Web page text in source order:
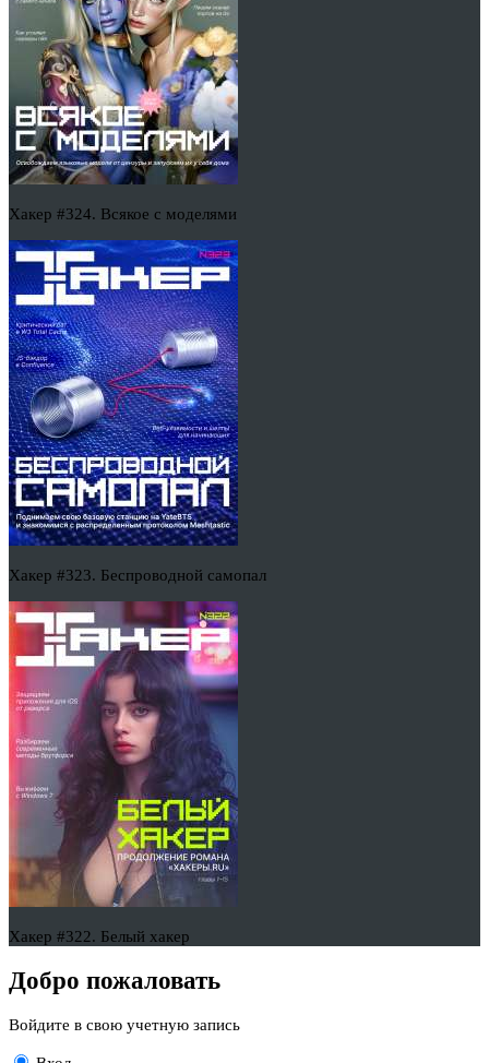
Хакер #324. Всякое с моделями
Хакер #323. Беспроводной самопал
Хакер #322. Белый хакер
Добро пожаловать
Войдите в свою учетную запись